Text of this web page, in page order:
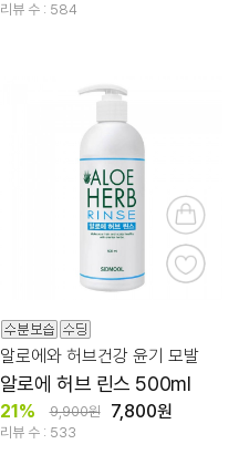
리뷰 수 : 584
알로에와 허브건강 윤기 모발
알로에 허브 린스 500ml
21% 9,900원 7,800원
리뷰 수 : 533